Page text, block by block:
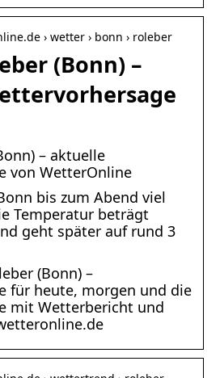
› wetter › bonn › roleber
(Bonn) –
– aktuelle
von WetterOnline
bis zum Abend viel
Temperatur beträgt
geht später auf rund 3
(Bonn) –
für heute, morgen und die
mit Wetterbericht und